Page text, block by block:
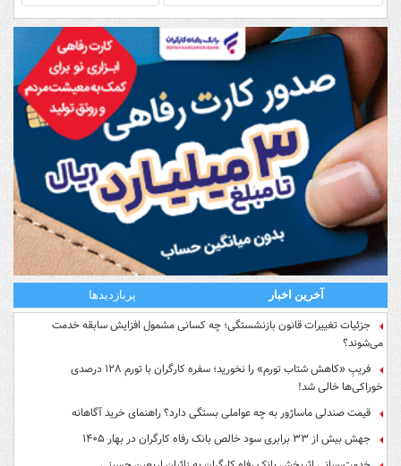
آخرین اخبار پربازدیدها
جزئیات تغییرات قانون بازنشستگی؛ چه کسانی مشمول افزایش سابقه خدمت
می‌شوند؟
فریبِ «کاهش شتاب تورم» را نخورید؛ سفره کارگران با تورم ۱۲۸ درصدی
خوراکی‌ها خالی شد!
قیمت صندلی ماساژور به چه عواملی بستگی دارد؟ راهنمای خرید آگاهانه
جهش بیش از ۳۳ برابری سود خالص بانک رفاه کارگران در بهار ۱۴۰۵